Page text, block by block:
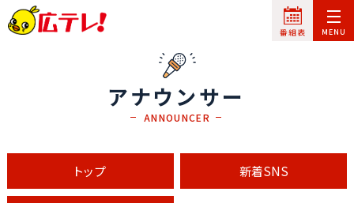
アナウンサー
ANNOUNCER
トップ 新着SNS